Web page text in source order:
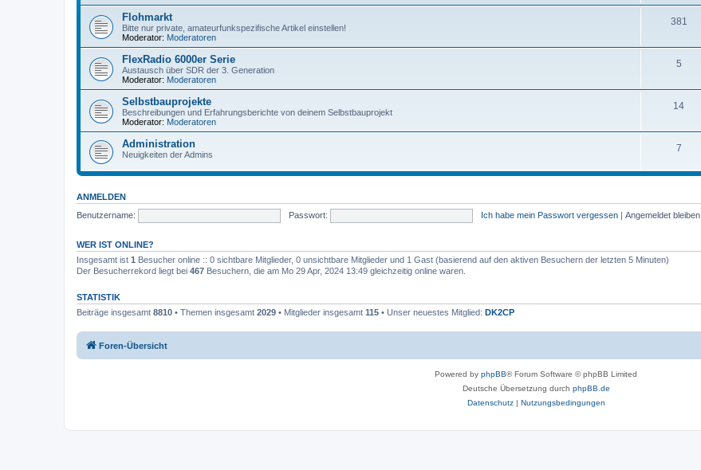
Flohmarkt
Bitte nur private, amateurfunkspezifische Artikel einstellen!
Moderator: Moderatoren
381
FlexRadio 6000er Serie
Austausch über SDR der 3. Generation
Moderator: Moderatoren
5
Selbstbauprojekte
Beschreibungen und Erfahrungsberichte von deinem Selbstbauprojekt
Moderator: Moderatoren
14
Administration
Neuigkeiten der Admins
7
ANMELDEN
Benutzername:
Passwort: Ich habe mein Passwort vergessen | Angemeldet bleiben
WER IST ONLINE?
Insgesamt ist 1 Besucher online :: 0 sichtbare Mitglieder, 0 unsichtbare Mitglieder und 1 Gast (basierend auf den aktiven Besuchern der letzten 5 Minuten)
Der Besucherrekord liegt bei 467 Besuchern, die am Mo 29 Apr, 2024 13:49 gleichzeitig online waren.
STATISTIK
Beiträge insgesamt 8810 • Themen insgesamt 2029 • Mitglieder insgesamt 115 • Unser neuestes Mitglied: DK2CP
Foren-Übersicht
Powered by phpBB® Forum Software © phpBB Limited
Deutsche Übersetzung durch phpBB.de
Datenschutz| Nutzungsbedingungen